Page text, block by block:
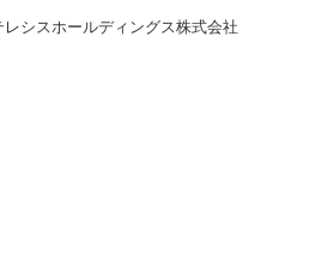
シスホールディングス株式会社